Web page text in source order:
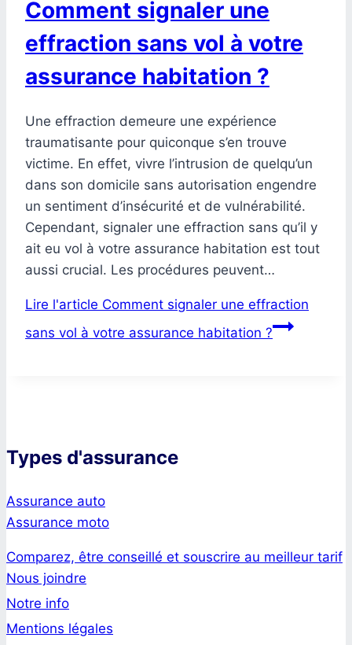
Comment signaler une
effraction sans vol à votre
assurance habitation ?
Une effraction demeure une expérience
traumatisante pour quiconque s’en trouve
victime. En effet, vivre l’intrusion de quelqu’un
dans son domicile sans autorisation engendre
un sentiment d’insécurité et de vulnérabilité.
Cependant, signaler une effraction sans qu’il y
ait eu vol à votre assurance habitation est tout
aussi crucial. Les procédures peuvent…
Lire l'article Comment signaler une effraction
sans vol à votre assurance habitation ?
Types d'assurance
Assurance auto
Assurance moto
Comparez, être conseillé et souscrire au meilleur tarif
Nous joindre
Notre info
Mentions légales